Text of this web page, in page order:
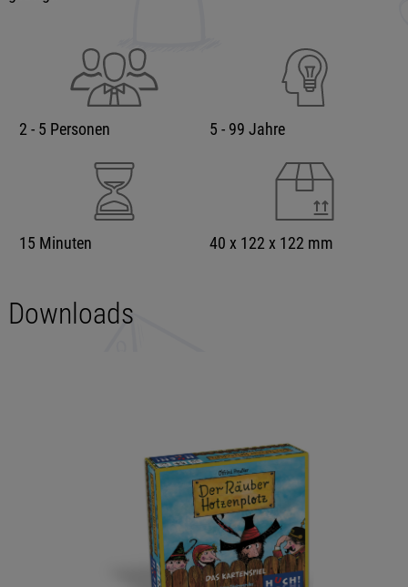
2 - 5 Personen 5 - 99 Jahre
15 Minuten 40 x 122 x 122 mm
Downloads